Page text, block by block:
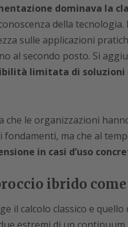
dominava la
della
sulle applicazioni
al secondo posto. Si
limitata di soluzioni
che le organizzazioni
fondamenti, ma che al
in casi d’uso
ibrido
il calcolo classico e